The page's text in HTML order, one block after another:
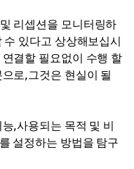
리셉션을 모니터링하
있다고 상상해보십시
결할 필요없이 수행 할
로,그것은 현실이 될
,사용되는 목적 및 비
설정하는 방법을 탐구